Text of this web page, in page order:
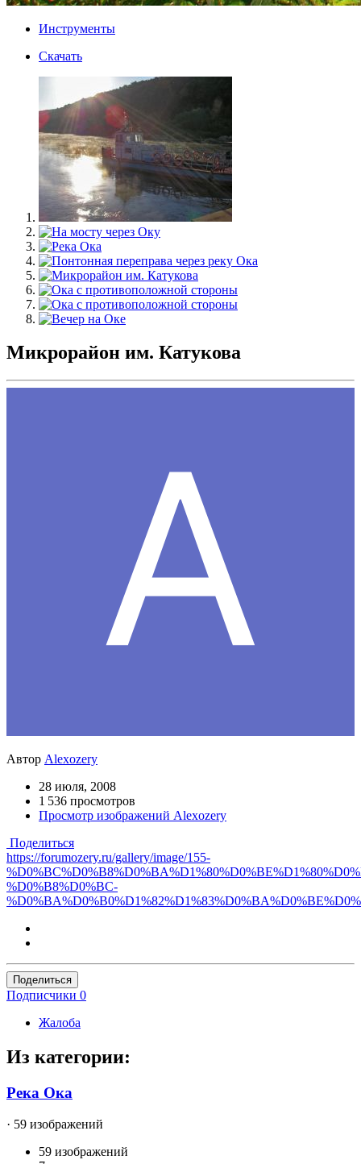
Инструменты
Скачать
Микрорайон им. Катукова
Автор Alexozery
28 июля, 2008
1 536 просмотров
Просмотр изображений Alexozery
Поделиться
https://forumozery.ru/gallery/image/155-
%D0%B8%D0%BC-
Поделиться
Подписчики 0
Жалоба
Из категории:
Река Ока
· 59 изображений
59 изображений